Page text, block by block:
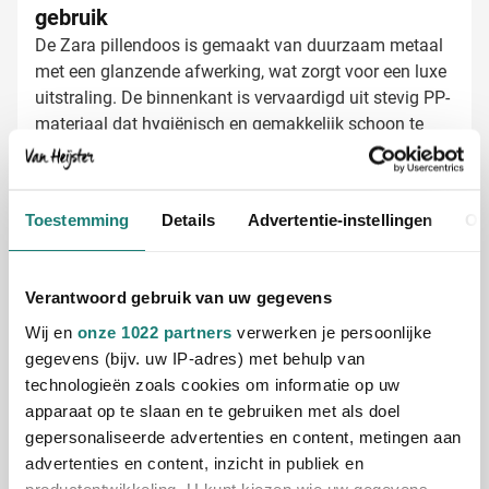
Toestemming Details Advertentie-instellingen
Verantwoord gebruik van uw gegevens
Wij en onze 1022 partners verwerken je persoonlijke
gegevens (bijv. uw IP-adres) met behulp van
technologieën zoals cookies om informatie op uw
apparaat op te slaan en te gebruiken met als doel
gepersonaliseerde advertenties en content, metingen aan
advertenties en content, inzicht in publiek en
gebruik
De Zara pillendoos is gemaakt van duurzaam metaal
met een glanzende afwerking, wat zorgt voor een luxe
uitstraling. De binnenkant is vervaardigd uit stevig PP-
materiaal dat hygiënisch en gemakkelijk schoon te
houden is. Elke pillendoos wordt individueel verpakt in
een wit doosje, klaar om uit te delen.
Bij Van Heijster Relatiegeschenken maken we van
Full color bedrukking mogelijk voor maximale
impact
Perfect voor gezondheidscampagnes,
farmaceutische bedrijven of verzorgingsinstellingen
Gratis digitaal voorbeeld van je bedrukte
pillendoos